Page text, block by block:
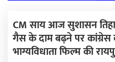
CM साय आज सुशासन
गैस के दाम बढ़ने पर कांग्रेस
भाग्यविधाता फिल्म की